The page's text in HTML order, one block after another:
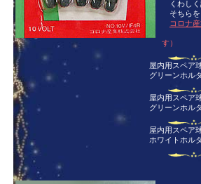
くわしく
そちらを
コロナ
す）
屋内用スペア
グリーンホ
屋内用スペア
グリーンホ
屋内用スペア
ホワイトホ